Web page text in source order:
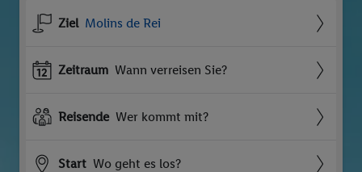
Ziel Molins de Rei
Zeitraum Wann verreisen Sie?
Reisende Wer kommt mit?
Start Wo geht es los?